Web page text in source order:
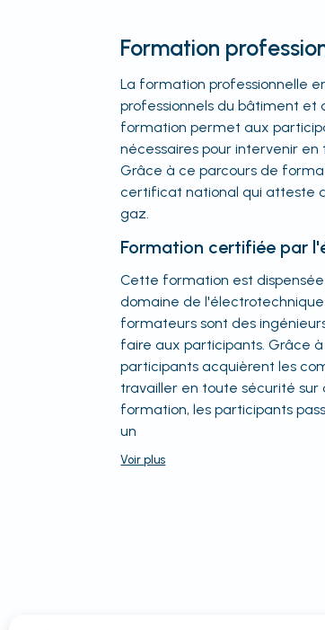
Formation
La formation professionnelle
professionnels du bâtiment et
formation permet aux
nécessaires pour intervenir
Grâce à ce parcours de
certificat national qui atteste
gaz.
Formation certifiée par
Cette formation est
domaine de
formateurs sont des
faire aux participants. Grâce
participants acquièrent les
travailler en toute sécurité sur
formation, les participants
un
Voirplus